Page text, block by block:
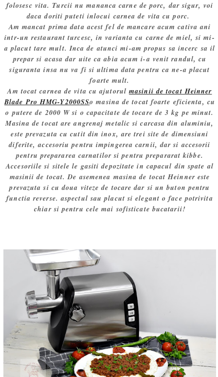
folosesc vita. Turcii nu mananca carne de porc, dar sigur, voi
daca doriti puteti inlocui carnea de vita cu porc.
Am mancat prima data acest fel de mancare acum cativa ani
intr-un restaurant turcesc, in varianta cu carne de miel, si mi-
a placut tare mult. Inca de atunci mi-am propus sa incerc sa il
prepar si acasa dar uite ca abia acum i-a venit randul, cu
siguranta insa nu va fi si ultima data pentru ca ne-a placut
foarte mult.
Am tocat carnea de vita cu ajutorulmasinii de tocat Heinner
Blade Pro HMG-Y2000SSo masina de tocat foarte eficienta, cu
o putere de 2000 W si o capacitate de tocare de 3 kg pe minut.
Masina de tocat are angrenaj metalic si carcasa din aluminiu,
este prevazuta cu cutit din inox, are trei site de dimensiuni
diferite, accesoriu pentru impingerea carnii, dar si accesorii
pentru prepararea carnatilor si pentru prepararat kibbe.
Accesoriile si sitele le gasiti depozitate in capacul din spate al
masinii de tocat. De asemenea masina de tocat Heinner este
prevazuta si cu doua viteze de tocare dar si un buton pentru
functia reverse. aspectul sau placut si elegant o face potrivita
chiar si pentru cele mai sofisticate bucatarii!